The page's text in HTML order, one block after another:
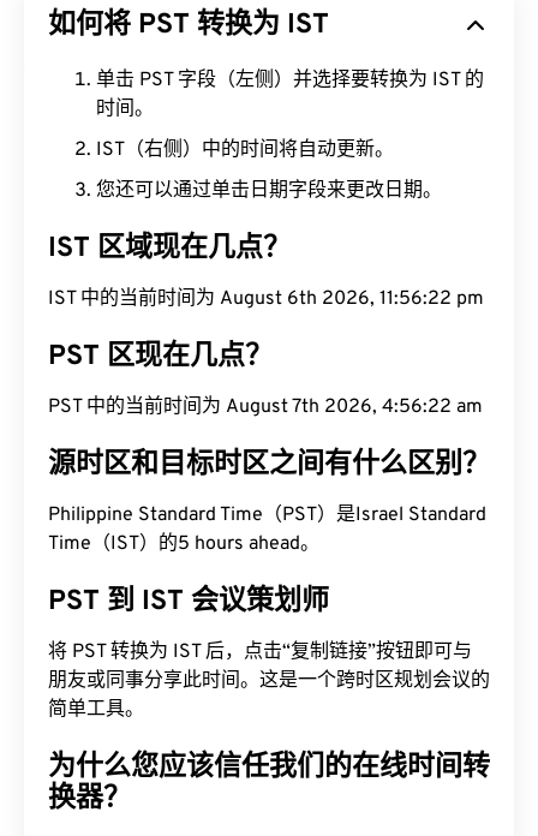
如何将 PST 转换为 IST
单击 PST 字段（左侧）并选择要转换为 IST 的
时间。
IST（右侧）中的时间将自动更新。
您还可以通过单击日期字段来更改日期。
IST 区域现在几点？
IST 中的当前时间为 August 6th 2026, 11:56:23 pm
PST 区现在几点？
PST 中的当前时间为 August 7th 2026, 4:56:23 am
源时区和目标时区之间有什么区别？
Philippine Standard Time（PST）是Israel Standard
Time（IST）的5 hours ahead。
PST 到 IST 会议策划师
将 PST 转换为 IST 后，点击“复制链接”按钮即可与
朋友或同事分享此时间。这是一个跨时区规划会议的
简单工具。
为什么您应该信任我们的在线时间转
换器？